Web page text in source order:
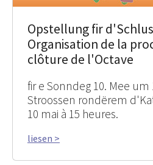
Opstellung fir
Organisation de la
clôture de l'Octave
fir e Sonndeg 10. Mee um
Stroossen rondërem
10 mai à 15 heures.
liesen >